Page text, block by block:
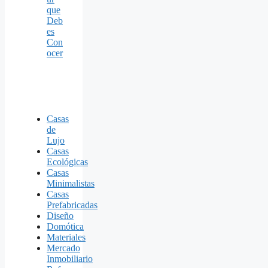
que
Deb
es
Con
ocer
Casas
de
Lujo
Casas
Ecológicas
Casas
Minimalistas
Casas
Prefabricadas
Diseño
Domótica
Materiales
Mercado
Inmobiliario